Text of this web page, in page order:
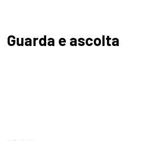
Guarda e ascolta